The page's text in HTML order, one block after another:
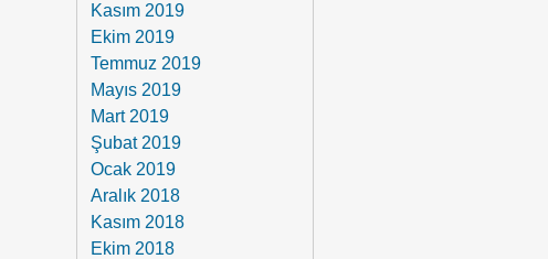
Kasım 2019
Ekim 2019
Temmuz 2019
Mayıs 2019
Mart 2019
Şubat 2019
Ocak 2019
Aralık 2018
Kasım 2018
Ekim 2018